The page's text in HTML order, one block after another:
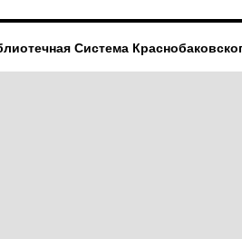
Система